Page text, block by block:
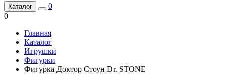
Каталог
0
0
Главная
Каталог
Игрушки
Фигурки
Фигурка Доктор Стоун Dr. STONE